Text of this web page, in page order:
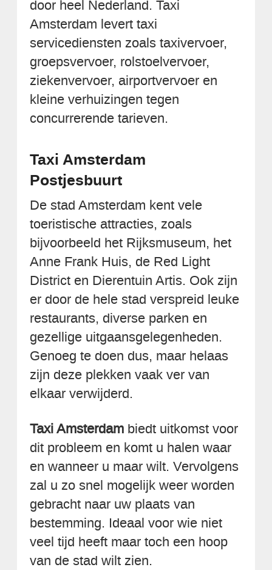
door heel Nederland. Taxi
Amsterdam levert taxi
servicediensten zoals taxivervoer,
groepsvervoer, rolstoelvervoer,
ziekenvervoer, airportvervoer en
kleine verhuizingen tegen
concurrerende tarieven.
Taxi Amsterdam
Postjesbuurt
De stad Amsterdam kent vele
toeristische attracties, zoals
bijvoorbeeld het Rijksmuseum, het
Anne Frank Huis, de Red Light
District en Dierentuin Artis. Ook zijn
er door de hele stad verspreid leuke
restaurants, diverse parken en
gezellige uitgaansgelegenheden.
Genoeg te doen dus, maar helaas
zijn deze plekken vaak ver van
elkaar verwijderd.
Taxi Amsterdam biedt uitkomst voor
dit probleem en komt u halen waar
en wanneer u maar wilt. Vervolgens
zal u zo snel mogelijk weer worden
gebracht naar uw plaats van
bestemming. Ideaal voor wie niet
veel tijd heeft maar toch een hoop
van de stad wilt zien.